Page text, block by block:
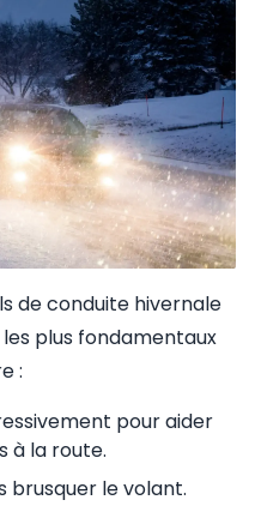
de conduite hivernale
plus fondamentaux
:
pour aider
à la route.
brusquer le volant.